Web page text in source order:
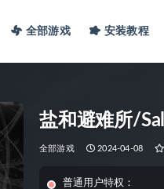
全部游戏 安装教程
盐和避难所/
全部游戏 2024-04-08
普通用户特权：